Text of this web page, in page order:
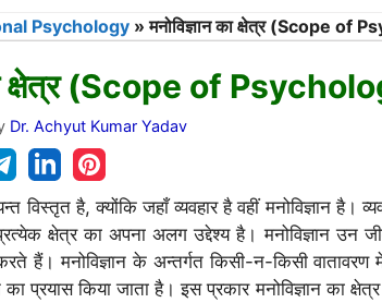
Psychology »मनोविज्ञान का क्षेत्र (Scope of
क्षेत्र (Scope of
Dr. Achyut Kumar Yadav
विस्तृत है, क्योंकि जहाँ व्यवहार है वहीं मनोविज्ञान
क्षेत्र का अपना अलग उद्देश्य है। मनोविज्ञान
हैं। मनोविज्ञान के अन्तर्गत किसी-न-किसी
प्रयास किया जाता है। इस प्रकार मनोविज्ञान का